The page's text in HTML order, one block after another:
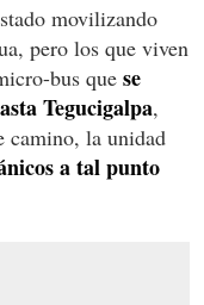
movilizando
pero los que viven
bus que se
Tegucigalpa,
camino, la unidad
a tal punto